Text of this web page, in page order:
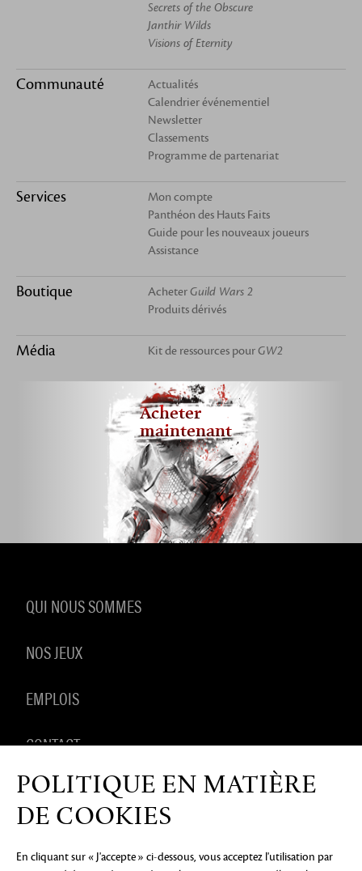
Secrets of the Obscure
Janthir Wilds
Visions of Eternity
Communauté
Actualités
Calendrier événementiel
Newsletter
Classements
Programme de partenariat
Services
Mon compte
Panthéon des Hauts Faits
Guide pour les nouveaux joueurs
Assistance
Boutique AcheterGuild Wars 2
Produits dérivés
Média Kit de ressources pourGW2
Acheter
maintenant
QUI NOUS SOMMES
NOS JEUX
EMPLOIS
CONTACT
PRODUITS DÉRIVÉS
POLITIQUE EN MATIÈRE
DE COOKIES
En cliquant sur « J'accepte » ci-dessous, vous acceptez l'utilisation par